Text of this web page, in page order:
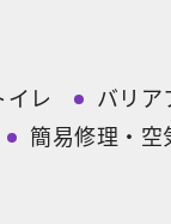
イレ バリア
簡易修理・空